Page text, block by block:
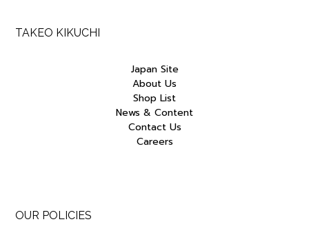
TAKEO KIKUCHI
Japan Site
About Us
Shop List
News & Content
Contact Us
Careers
OUR POLICIES